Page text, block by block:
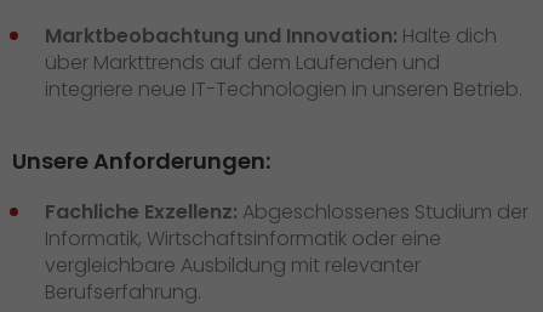
Marktbeobachtung und Innovation: Halte dich
über Markttrends auf dem Laufenden und
integriere neue IT-Technologien in unseren Betrieb.
Unsere Anforderungen:
Fachliche Exzellenz: Abgeschlossenes Studium der
Informatik, Wirtschaftsinformatik oder eine
vergleichbare Ausbildung mit relevanter
Berufserfahrung.